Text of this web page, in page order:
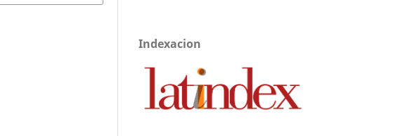
Indexacion